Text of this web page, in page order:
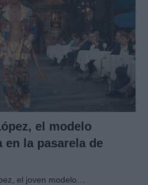
el modelo
la pasarela de
el joven modelo…